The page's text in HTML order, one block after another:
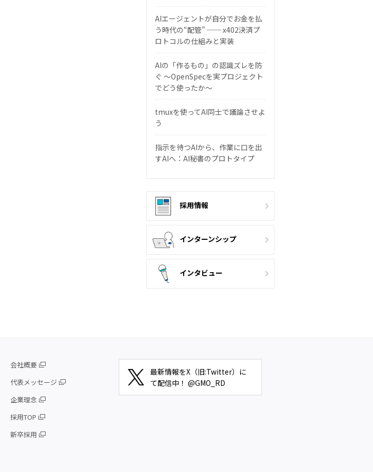
AIエージェントが自分でお金を払
う時代の“配管” ── x402決済プ
ロトコルの仕組みと実装
AIの「作るもの」の認識ズレを防
ぐ 〜OpenSpecを実プロジェクト
でどう使ったか〜
tmuxを使ってAI同士で議論させよ
う
指示を待つAIから、作業に口を出
すAIへ：AI秘書のプロトタイプ
採用情報
インターンシップ
インタビュー
会社概要
代表メッセージ
企業理念
採用TOP
新卒採用
最新情報をX（旧:Twitter）に
て配信中！ @GMO_RD